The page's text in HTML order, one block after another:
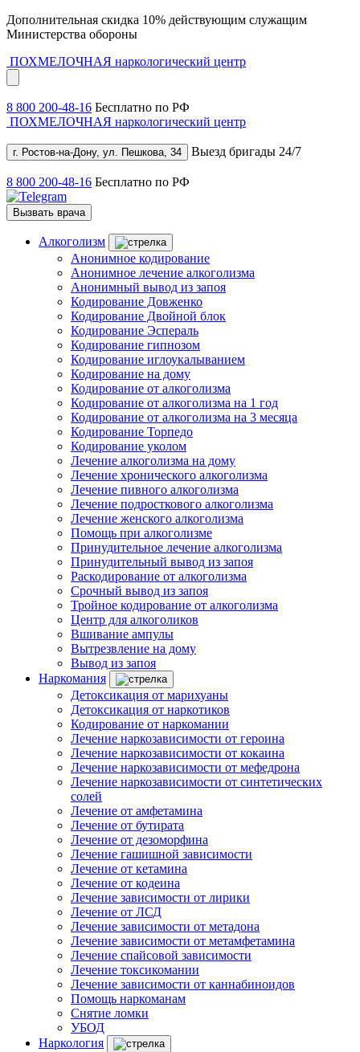
Дополнительная скидка 10% действующим служащим
Министерства обороны
ПОХМЕЛОЧНАЯ наркологический центр
8 800 200-48-16 Бесплатно по РФ
ПОХМЕЛОЧНАЯ наркологический центр
г. Ростов-на-Дону, ул. Пешкова, 34 Выезд бригады 24/7
8 800 200-48-16 Бесплатно по РФ
Вызвать врача
Алкоголизм
Анонимное кодирование
Анонимное лечение алкоголизма
Анонимный вывод из запоя
Кодирование Довженко
Кодирование Двойной блок
Кодирование Эспераль
Кодирование гипнозом
Кодирование иглоукалыванием
Кодирование на дому
Кодирование от алкоголизма
Кодирование от алкоголизма на 1 год
Кодирование от алкоголизма на 3 месяца
Кодирование Торпедо
Кодирование уколом
Лечение алкоголизма на дому
Лечение хронического алкоголизма
Лечение пивного алкоголизма
Лечение подросткового алкоголизма
Лечение женского алкоголизма
Помощь при алкоголизме
Принудительное лечение алкоголизма
Принудительный вывод из запоя
Раскодирование от алкоголизма
Срочный вывод из запоя
Тройное кодирование от алкоголизма
Центр для алкоголиков
Вшивание ампулы
Вытрезвление на дому
Вывод из запоя
Наркомания
Детоксикация от марихуаны
Детоксикация от наркотиков
Кодирование от наркомании
Лечение наркозависимости от героина
Лечение наркозависимости от кокаина
Лечение наркозависимости от мефедрона
Лечение наркозависимости от синтетических
солей
Лечение от амфетамина
Лечение от бутирата
Лечение от дезоморфина
Лечение гашишной зависимости
Лечение от кетамина
Лечение от кодеина
Лечение зависимости от лирики
Лечение от ЛСД
Лечение зависимости от метадона
Лечение зависимости от метамфетамина
Лечение спайсовой зависимости
Лечение токсикомании
Лечение зависимости от каннабиноидов
Помощь наркоманам
Снятие ломки
УБОД
Наркология